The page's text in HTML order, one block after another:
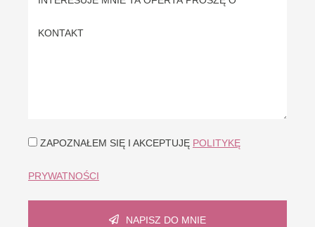
ZAPOZNAŁEM SIĘ I AKCEPTUJĘ POLITYKĘ
PRYWATNOŚCI
NAPISZ DO MNIE